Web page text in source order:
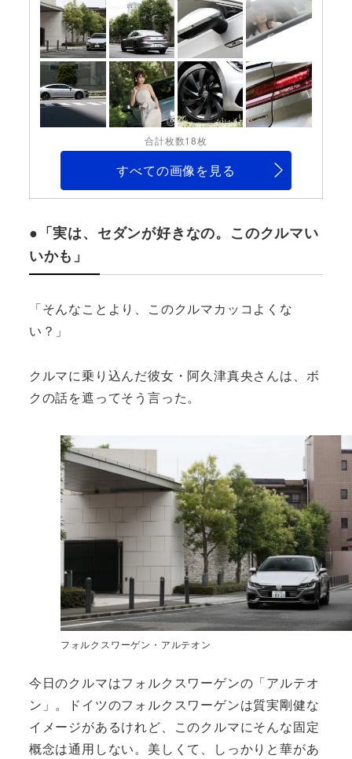
合計枚数18枚
すべての画像を見る
●「実は、セダンが好きなの。このクルマい
いかも」
「そんなことより、このクルマカッコよくな
い？」
クルマに乗り込んだ彼女・阿久津真央さんは、ボ
クの話を遮ってそう言った。
フォルクスワーゲン・アルテオン
今日のクルマはフォルクスワーゲンの「アルテオ
ン」。ドイツのフォルクスワーゲンは質実剛健な
イメージがあるけれど、このクルマにそんな固定
概念は通用しない。美しくて、しっかりと華があ